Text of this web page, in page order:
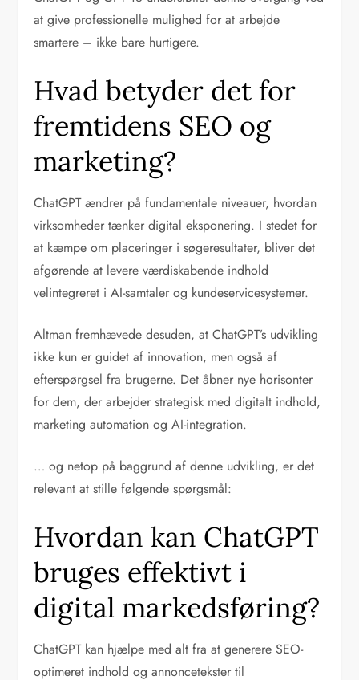
at give professionelle mulighed for at arbejde
smartere – ikke bare hurtigere.
Hvad betyder det for
fremtidens SEO og
marketing?
ChatGPT ændrer på fundamentale niveauer, hvordan
virksomheder tænker digital eksponering. I stedet for
at kæmpe om placeringer i søgeresultater, bliver det
afgørende at levere værdiskabende indhold
velintegreret i AI-samtaler og kundeservicesystemer.
Altman fremhævede desuden, at ChatGPT’s udvikling
ikke kun er guidet af innovation, men også af
efterspørgsel fra brugerne. Det åbner nye horisonter
for dem, der arbejder strategisk med digitalt indhold,
marketing automation og AI-integration.
… og netop på baggrund af denne udvikling, er det
relevant at stille følgende spørgsmål:
Hvordan kan ChatGPT
bruges effektivt i
digital markedsføring?
ChatGPT kan hjælpe med alt fra at generere SEO-
optimeret indhold og annoncetekster til